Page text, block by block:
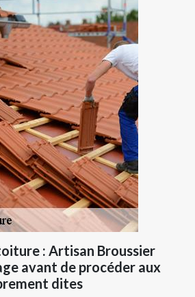
: Artisan Broussier
avant de procéder aux
dites